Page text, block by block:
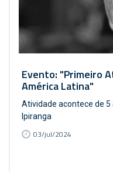
Evento: "Primeiro
América Latina"
Atividade acontece de 5
Ipiranga
03/jul/2024